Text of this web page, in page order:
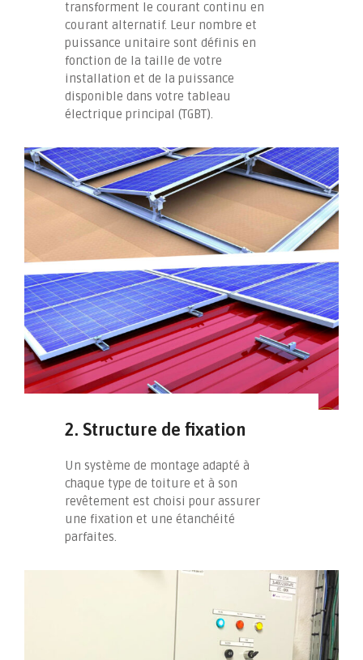
transforment le courant continu en
courant alternatif. Leur nombre et
puissance unitaire sont définis en
fonction de la taille de votre
installation et de la puissance
disponible dans votre tableau
électrique principal (TGBT).
2. Structure de fixation
Un système de montage adapté à
chaque type de toiture et à son
revêtement est choisi pour assurer
une fixation et une étanchéité
parfaites.